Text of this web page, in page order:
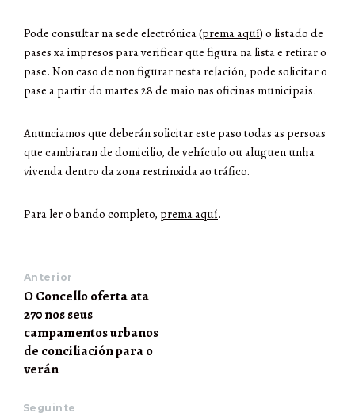
Pode consultar na sede electrónica (prema aquí) o listado de
pases xa impresos para verificar que figura na lista e retirar o
pase. Non caso de non figurar nesta relación, pode solicitar o
pase a partir do martes 28 de maio nas oficinas municipais.
Anunciamos que deberán solicitar este paso todas as persoas
que cambiaran de domicilio, de vehículo ou aluguen unha
vivenda dentro da zona restrinxida ao tráfico.
Para ler o bando completo, prema aquí.
Anterior
O Concello oferta ata
270 nos seus
campamentos urbanos
de conciliación para o
verán
Seguinte